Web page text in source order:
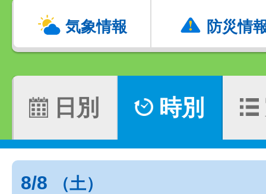
気象情報 防災情
日別 時別
8/8 （土）